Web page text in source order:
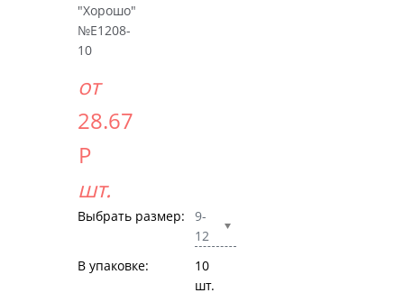
"Хорошо"
№E1208-
10
от
28.67
Р
шт.
Выбрать размер:
9-
12
В упаковке:
10
шт.